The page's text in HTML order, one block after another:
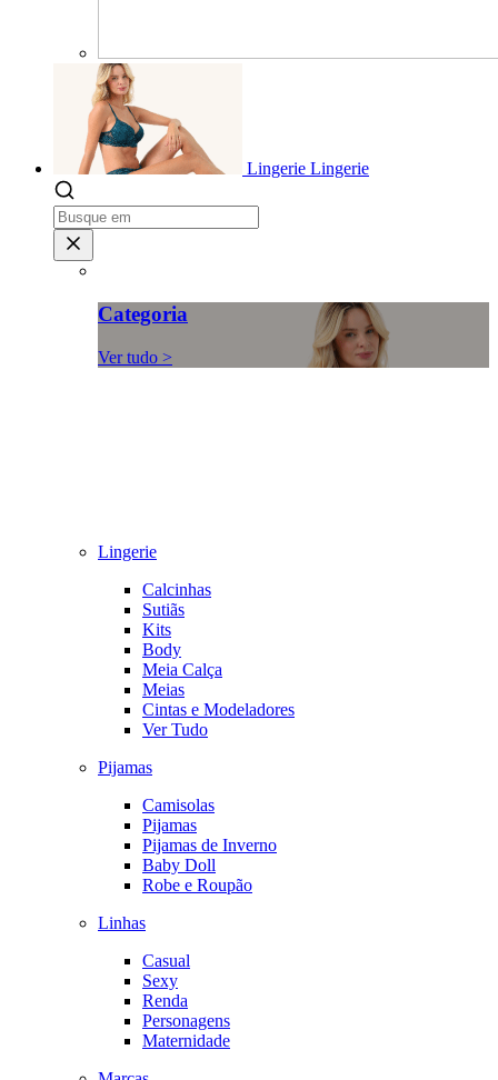
Lingerie Lingerie
Categoria
Ver tudo >
Lingerie
Calcinhas
Sutiãs
Kits
Body
Meia Calça
Meias
Cintas e Modeladores
Ver Tudo
Pijamas
Camisolas
Pijamas
Pijamas de Inverno
Baby Doll
Robe e Roupão
Linhas
Casual
Sexy
Renda
Personagens
Maternidade